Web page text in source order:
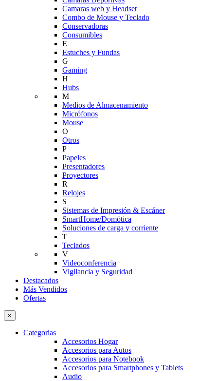
Camaras web y Headset
Combo de Mouse y Teclado
Conservadoras
Consumibles
E
Estuches y Fundas
G
Gaming
H
Hubs
M
Medios de Almacenamiento
Micrófonos
Mouse
O
Otros
P
Papeles
Presentadores
Proyectores
R
Relojes
S
Sistemas de Impresión & Escáner
SmartHome/Domótica
Soluciones de carga y corriente
T
Teclados
V
Videoconferencia
Vigilancia y Seguridad
Destacados
Más Vendidos
Ofertas
×
Categorias
Accesorios Hogar
Accesorios para Autos
Accesorios para Notebook
Accesorios para Smartphones y Tablets
Audio